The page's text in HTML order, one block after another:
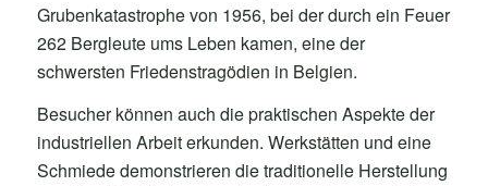
Grubenkatastrophe von 1956, bei der durch ein Feuer
262 Bergleute ums Leben kamen, eine der
schwersten Friedenstragödien in Belgien.
Besucher können auch die praktischen Aspekte der
industriellen Arbeit erkunden. Werkstätten und eine
Schmiede demonstrieren die traditionelle Herstellung